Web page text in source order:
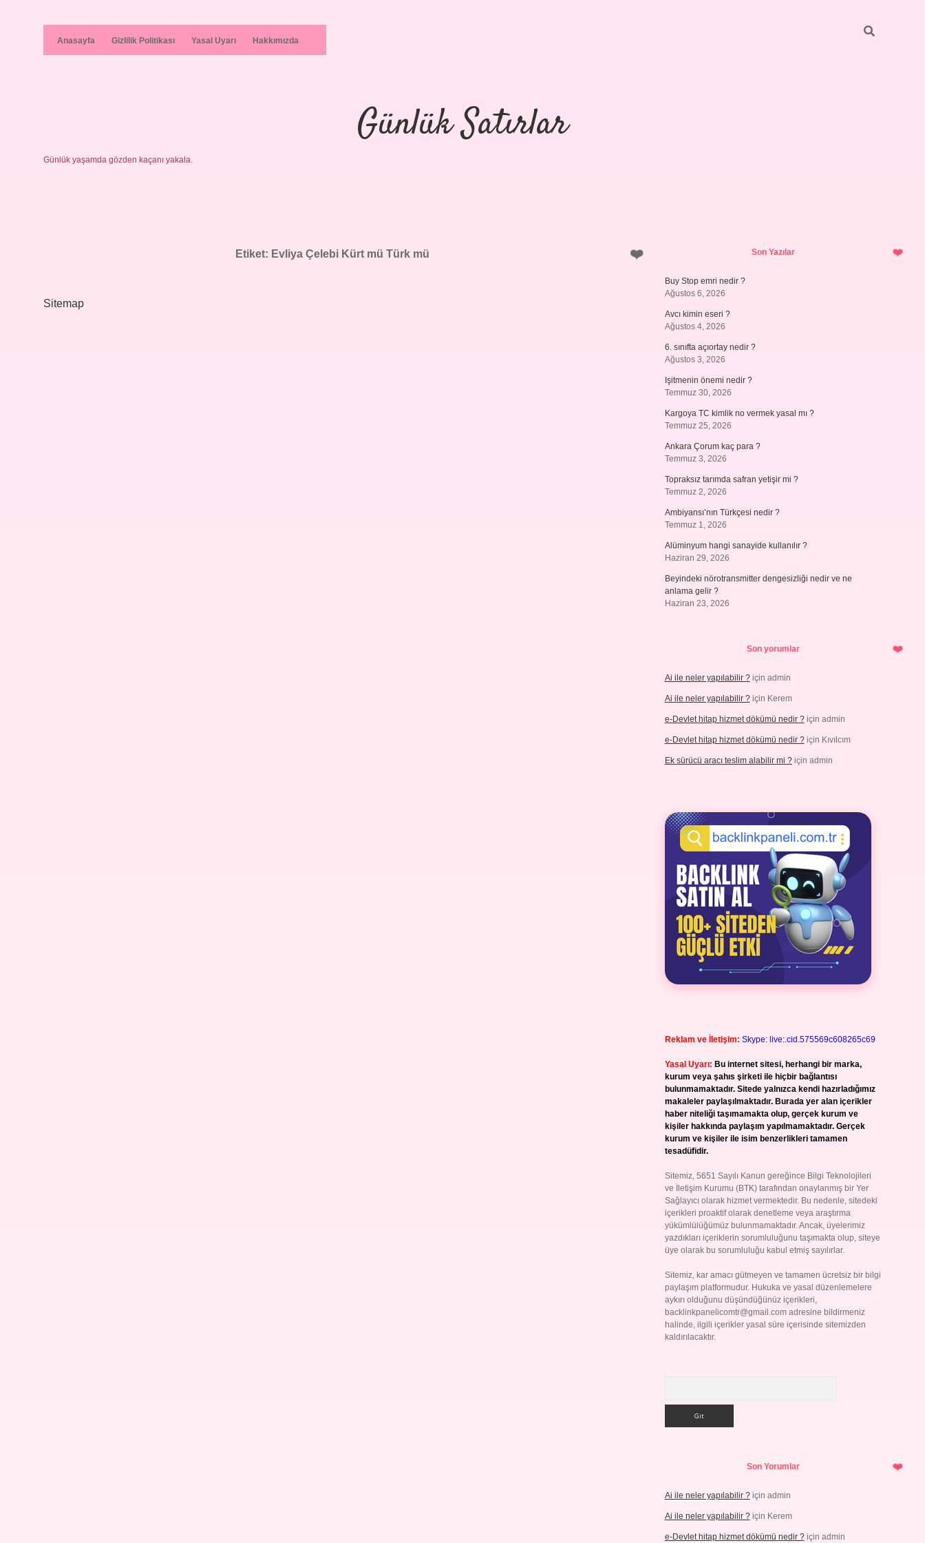
Anasayfa Gizlilik Politikası Yasal Uyarı Hakkımızda
Günlük Satırlar
Günlük yaşamda gözden kaçanı yakala.
Etiket: Evliya Çelebi Kürt mü Türk mü
Sitemap
SidebarSon Yazılar
Buy Stop emri nedir ?
Ağustos 6, 2026
Avcı kimin eseri ?
Ağustos 4, 2026
6. sınıfta açıortay nedir ?
Ağustos 3, 2026
Işitmenin önemi nedir ?
Temmuz 30, 2026
Kargoya TC kimlik no vermek yasal mı ?
Temmuz 25, 2026
Ankara Çorum kaç para ?
Temmuz 3, 2026
Topraksız tarımda safran yetişir mi ?
Temmuz 2, 2026
Ambiyansı’nın Türkçesi nedir ?
Temmuz 1, 2026
Alüminyum hangi sanayide kullanılır ?
Haziran 29, 2026
Beyindeki nörotransmitter dengesizliği nedir ve ne
anlama gelir ?
Haziran 23, 2026
Son yorumlar
Ai ile neler yapılabilir ?için admin
Ai ile neler yapılabilir ?için Kerem
e-Devlet hitap hizmet dökümü nedir ?için admin
e-Devlet hitap hizmet dökümü nedir ?için Kıvılcım
Ek sürücü aracı teslim alabilir mi ?için admin
Reklam ve İletişim: Skype: live:.cid.575569c608265c69
Yasal Uyarı: Bu internet sitesi, herhangi bir marka,
kurum veya şahıs şirketi ile hiçbir bağlantısı
bulunmamaktadır. Sitede yalnızca kendi hazırladığımız
makaleler paylaşılmaktadır. Burada yer alan içerikler
haber niteliği taşımamakta olup, gerçek kurum ve
kişiler hakkında paylaşım yapılmamaktadır. Gerçek
kurum ve kişiler ile isim benzerlikleri tamamen
tesadüfidir.
Sitemiz, 5651 Sayılı Kanun gereğince Bilgi Teknolojileri
ve İletişim Kurumu (BTK) tarafından onaylanmış bir Yer
Sağlayıcı olarak hizmet vermektedir. Bu nedenle, sitedeki
içerikleri proaktif olarak denetleme veya araştırma
yükümlülüğümüz bulunmamaktadır. Ancak, üyelerimiz
yazdıkları içeriklerin sorumluluğunu taşımakta olup, siteye
üye olarak bu sorumluluğu kabul etmiş sayılırlar.
Sitemiz, kar amacı gütmeyen ve tamamen ücretsiz bir bilgi
paylaşım platformudur. Hukuka ve yasal düzenlemelere
aykırı olduğunu düşündüğünüz içerikleri,
backlinkpanelicomtr@gmail.comadresine bildirmeniz
halinde, ilgili içerikler yasal süre içerisinde sitemizden
kaldırılacaktır.
Son Yorumlar
Ai ile neler yapılabilir ?için admin
Ai ile neler yapılabilir ?için Kerem
e-Devlet hitap hizmet dökümü nedir ?için admin